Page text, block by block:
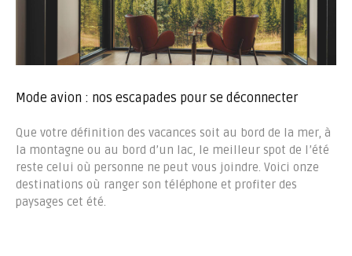
Mode avion : nos escapades pour se déconnecter
Que votre définition des vacances soit au bord de la mer, à
la montagne ou au bord d’un lac, le meilleur spot de l’été
reste celui où personne ne peut vous joindre. Voici onze
destinations où ranger son téléphone et profiter des
paysages cet été.